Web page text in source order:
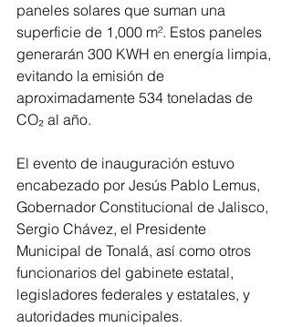
paneles solares que suman una
superficie de 1,000 m². Estos paneles
generarán 300 KWH en energía limpia,
evitando la emisión de
aproximadamente 534 toneladas de
CO₂ al año.
El evento de inauguración estuvo
encabezado por Jesús Pablo Lemus,
Gobernador Constitucional de Jalisco,
Sergio Chávez, el Presidente
Municipal de Tonalá, así como otros
funcionarios del gabinete estatal,
legisladores federales y estatales, y
autoridades municipales.